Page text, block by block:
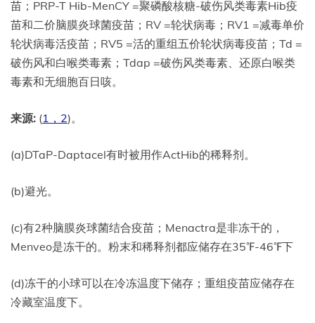
苗；PRP-T Hib-MenCY =聚磷酸核糖-破伤风类毒素Hib疫
苗和二价脑膜炎球菌疫苗；RV =轮状病毒；RV1 =减毒单价
轮状病毒活疫苗；RV5 =活的重组五价轮状病毒疫苗；Td =
破伤风和白喉类毒素；Tdap =破伤风类毒素、还原白喉类
毒素和无细胞百日咳。
来源: (1 ， 2)。
(a)DTaP-Daptacel有时被用作ActHib的稀释剂。
(b)避光。
(c)有2种脑膜炎球菌结合疫苗；Menactra是非冻干的，
Menveo是冻干的。粉末和稀释剂都应储存在35℉-46℉下
(d)冻干的小球可以在冷冻温度下储存；重组疫苗应储存在
冷藏室温度下。